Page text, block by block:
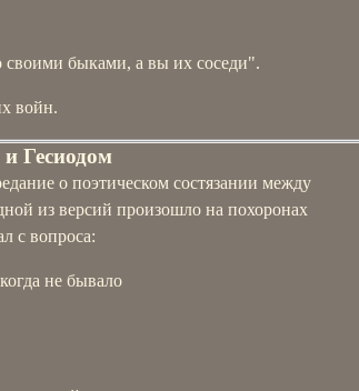
быками, а вы их соседи".
войн.
Гесиодом
о поэтическом состязании между
из версий произошло на похоронах
с вопроса:
не бывало